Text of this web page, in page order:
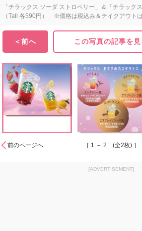
「チラックス ソーダ ストロベリー」＆「チラック
（Tall 各590円） ※価格は税込み＆テイクアウト
＜前へ この写真の記事を見
前のページへ ［ 1 － 2 (全2枚) ］
[ADVERTISEMENT]